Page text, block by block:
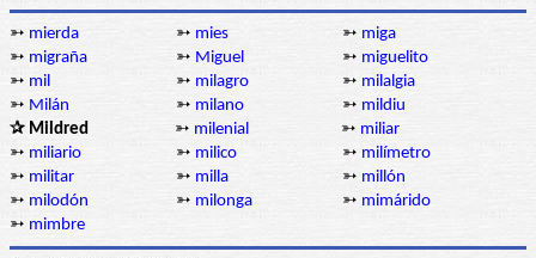
➳ mierda ➳ mies ➳ miga
➳ migraña ➳ Miguel ➳ miguelito
➳ mil ➳ milagro ➳ milalgia
➳ Milán ➳ milano ➳ mildiu
✰ Mildred
➳ milenial ➳ miliar
➳ miliario ➳ milico ➳ milímetro
➳ militar ➳ milla ➳ millón
➳ milodón ➳ milonga ➳ mimárido
➳ mimbre